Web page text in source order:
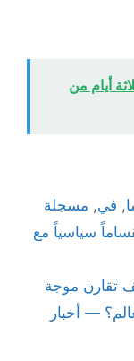
أيام من
, في, مسجلة
سياسياً مع
تقارن موجة
— أخبار